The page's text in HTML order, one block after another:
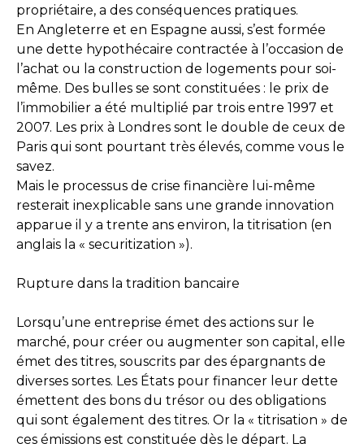
propriétaire, a des conséquences pratiques.
En Angleterre et en Espagne aussi, s’est formée
une dette hypothécaire contractée à l’occasion de
l’achat ou la construction de logements pour soi-
même. Des bulles se sont constituées : le prix de
l’immobilier a été multiplié par trois entre 1997 et
2007. Les prix à Londres sont le double de ceux de
Paris qui sont pourtant très élevés, comme vous le
savez.
Mais le processus de crise financière lui-même
resterait inexplicable sans une grande innovation
apparue il y a trente ans environ, la titrisation (en
anglais la « securitization »).
Rupture dans la tradition bancaire
Lorsqu’une entreprise émet des actions sur le
marché, pour créer ou augmenter son capital, elle
émet des titres, souscrits par des épargnants de
diverses sortes. Les États pour financer leur dette
émettent des bons du trésor ou des obligations
qui sont également des titres. Or la « titrisation » de
ces émissions est constituée dès le départ. La